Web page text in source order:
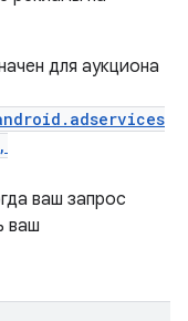
для аукциона
ваш запрос
ваш